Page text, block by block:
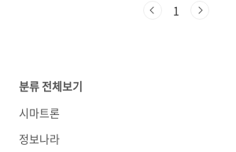
완성) 어플 소개 1) 25 수특수완 영단어(2025
한 필수 도구입니다. 이 어플은 학생들이..<
서 무료 벨소리어플로 검색했을때 가장 상단
구글플레이스토어에서 "무료 벨소리"로 검색
때 1번째로 나오는 어플입니다. 아래는 벨365
명이니 참고하세요. 1,000만 명이 인정한 벨
1
분류 전체보기
시마트론
정보나라